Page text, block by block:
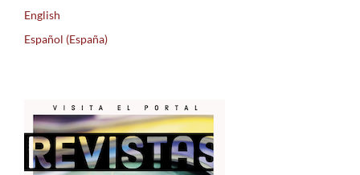
English
Español (España)